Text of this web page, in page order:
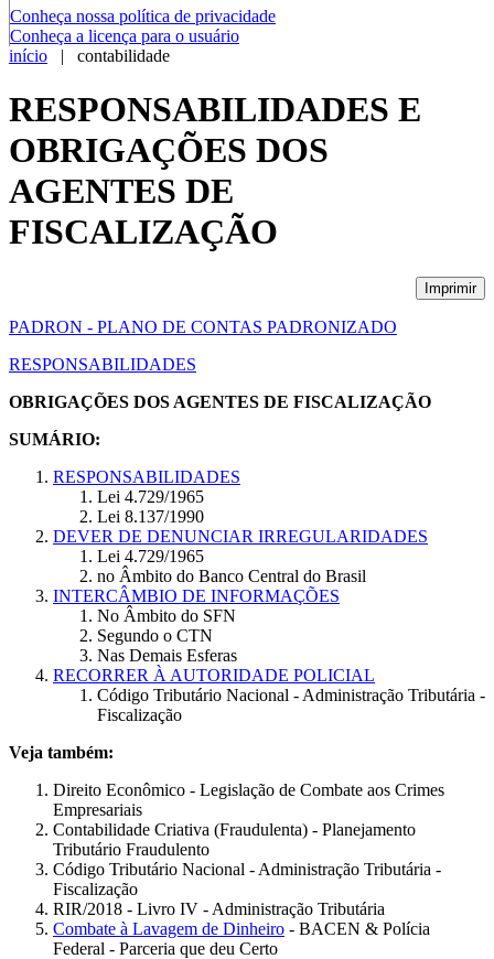
Conheça nossa política de privacidade
Conheça a licença para o usuário
início | contabilidade
RESPONSABILIDADES E
OBRIGAÇÕES DOS
AGENTES DE
FISCALIZAÇÃO
Imprimir
PADRON - PLANO DE CONTAS PADRONIZADO
RESPONSABILIDADES
OBRIGAÇÕES DOS AGENTES DE FISCALIZAÇÃO
SUMÁRIO:
RESPONSABILIDADES
Lei 4.729/1965
Lei 8.137/1990
DEVER DE DENUNCIAR IRREGULARIDADES
Lei 4.729/1965
no Âmbito do Banco Central do Brasil
INTERCÂMBIO DE INFORMAÇÕES
No Âmbito do SFN
Segundo o CTN
Nas Demais Esferas
RECORRER À AUTORIDADE POLICIAL
Código Tributário Nacional - Administração Tributária -
Fiscalização
Veja também:
Direito Econômico - Legislação de Combate aos Crimes
Empresariais
Contabilidade Criativa (Fraudulenta) - Planejamento
Tributário Fraudulento
Código Tributário Nacional - Administração Tributária -
Fiscalização
RIR/2018 - Livro IV - Administração Tributária
Combate à Lavagem de Dinheiro - BACEN & Polícia
Federal - Parceria que deu Certo